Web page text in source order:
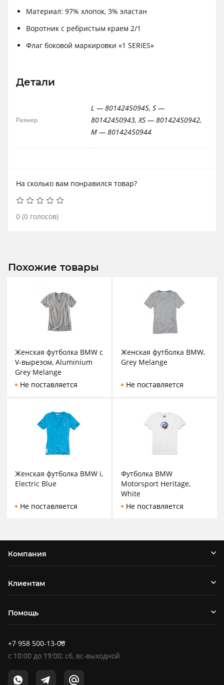
Материал: 97% хлопок, 3% эластан
Воротник с ребристым краем 2/1
Флаг боковой маркировки «1 SERIES»
Детали
Размер
L — 80142450945, S —
80142450943, XS — 80142450942,
M — 80142450944
На сколько вам понравился товар?
0 (0 голосов)
Похожие товары
Женская футболка BMW с
V-вырезом, Aluminium
Grey Melange
Не поставляется
Женская футболка BMW,
Grey Melange
Не поставляется
Женская футболка BMW i,
Electric Blue
Не поставляется
Футболка BMW
Motorsport Heritage,
White
Не поставляется
Компания
Клиентам
Помощь
+7 958 500-13-00
c10:00до19:00, сб, вс-выходной